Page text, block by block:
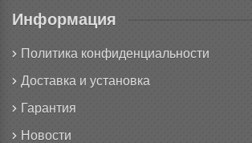
Информация
Политика конфиденциальности
Доставка и установка
Гарантия
Новости